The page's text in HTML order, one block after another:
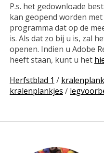
P.s. het gedownloade
kan geopend worden met
programma dat op de
is. Als dat zo bij u is, zal
openen. Indien u Adobe
heeft staan, kunt u het
Herfstblad 1 / kralenplank
kralenplankjes /